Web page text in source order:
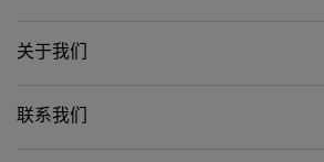
关于我们
联系我们